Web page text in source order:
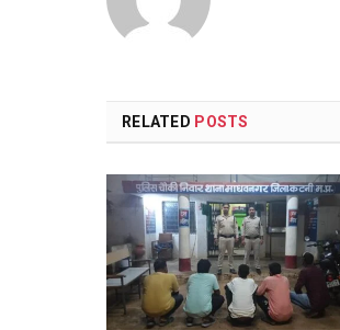
RELATED POSTS